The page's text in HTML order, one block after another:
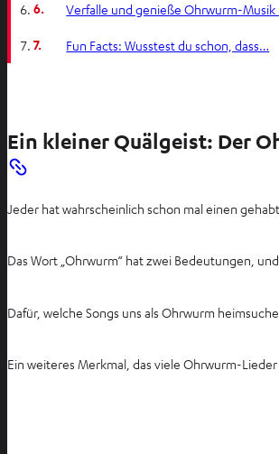
6. Verfalle und genieße Ohrwurm-Musik
7. Fun Facts: Wusstest du schon, dass…
Ein kleiner Quälgeist: Der
Jeder hat wahrscheinlich schon mal einen
Das Wort „Ohrwurm“ hat zwei Bedeutungen,
Dafür, welche Songs uns als Ohrwurm
Ein weiteres Merkmal, das viele Ohrwurm-